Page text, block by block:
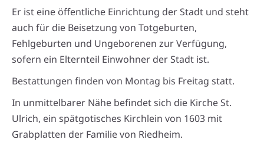
Er ist eine öffentliche Einrichtung der Stadt und steht
auch für die Beisetzung von Totgeburten,
Fehlgeburten und Ungeborenen zur Verfügung,
sofern ein Elternteil Einwohner der Stadt ist.
Bestattungen finden von Montag bis Freitag statt.
In unmittelbarer Nähe befindet sich die Kirche St.
Ulrich, ein spätgotisches Kirchlein von 1603 mit
Grabplatten der Familie von Riedheim.